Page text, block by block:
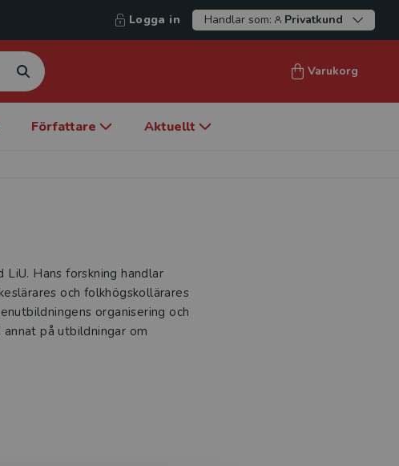
Logga in Handlar som: Privatkund
Varukorg
Författare Aktuellt
Hans forskning handlar
och folkhögskollärares
organisering och
på utbildningar om